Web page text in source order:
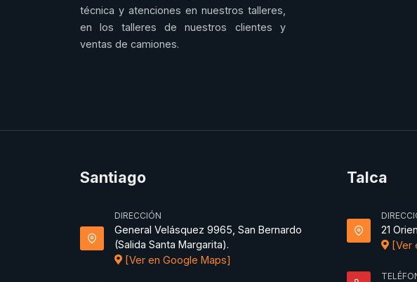
técnica y atenciones en nuestros talleres,
en los talleres de nuestros clientes y
ventas de camiones.
Santiago
DIRECCIÓN
General Velásquez 9965, San Bernardo
(Salida Santa Margarita).
[Ver en Google Maps]
Talca
21
[Ver